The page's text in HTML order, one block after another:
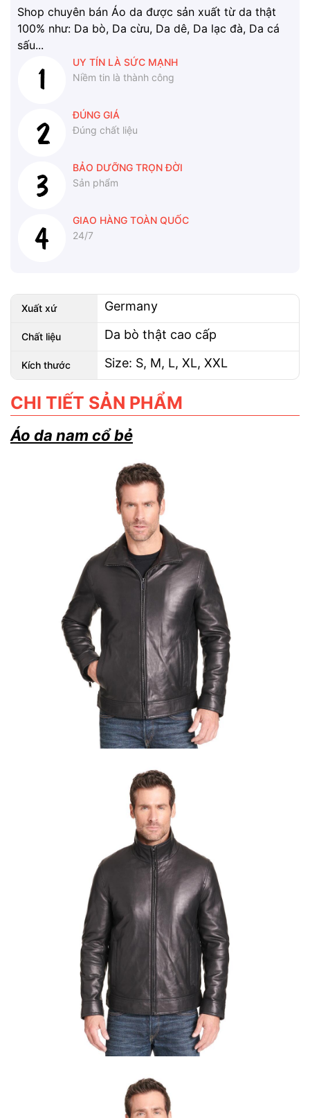
Shop chuyên bán Áo da được sản xuất từ da thật
100% như: Da bò, Da cừu, Da dê, Da lạc đà, Da cá
sấu...
UY TÍN LÀ SỨC MẠNH
Niềm tin là thành công
ĐÚNG GIÁ
Đúng chất liệu
BẢO DƯỠNG TRỌN ĐỜI
Sản phẩm
GIAO HÀNG TOÀN QUỐC
24/7
Xuất xứ Germany
Chất liệu Da bò thật cao cấp
Kích thước Size: S, M, L, XL, XXL
CHI TIẾT SẢN PHẨM
Áo da nam cổ bẻ